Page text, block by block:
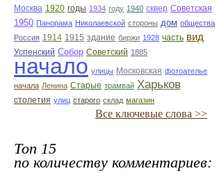
Москва 1920 годы 1934 году 1940 сквер Советская
1950 Панорама Николаевской стороны дом общества
Россия 1914 1915 здание биржи 1928 часть вид
Успенский Собор Советский 1885
начало улицы Московская фотоателье
начала Ленина Старые трамвай Харьков
столетия улиц старого склад магазин
Все ключевые слова >>
Топ 15
по количеству комментариев: